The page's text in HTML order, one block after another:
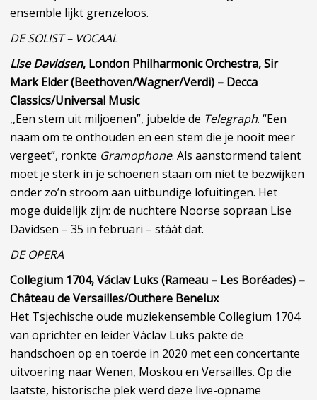
ensemble lijkt grenzeloos.
DE SOLIST – VOCAAL
Lise Davidsen, London Philharmonic Orchestra, Sir
Mark Elder (Beethoven/Wagner/Verdi) – Decca
Classics/Universal Music
,,Een stem uit miljoenen”, jubelde de Telegraph. “Een
naam om te onthouden en een stem die je nooit meer
vergeet”, ronkte Gramophone. Als aanstormend talent
moet je sterk in je schoenen staan om niet te bezwijken
onder zo’n stroom aan uitbundige lofuitingen. Het
moge duidelijk zijn: de nuchtere Noorse sopraan Lise
Davidsen – 35 in februari – stáát dat.
DE OPERA
Collegium 1704, Václav Luks (Rameau – Les Boréades) –
Château de Versailles/Outhere Benelux
Het Tsjechische oude muziekensemble Collegium 1704
van oprichter en leider Václav Luks pakte de
handschoen op en toerde in 2020 met een concertante
uitvoering naar Wenen, Moskou en Versailles. Op die
laatste, historische plek werd deze live-opname